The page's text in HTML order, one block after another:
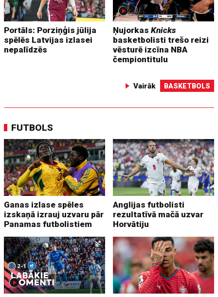
Portāls: Porziņģis jūlija
spēlēs Latvijas izlasei
nepalīdzēs
ŅujorkasKnicks
basketbolisti trešo reizi
vēsturē izcīna NBA
čempiontitulu
Vairāk BASKETBOLS
FUTBOLS
Ganas izlase spēles
izskaņā izrauj uzvaru pār
Panamas futbolistiem
Anglijas futbolisti
rezultatīvā mačā uzvar
Horvātiju